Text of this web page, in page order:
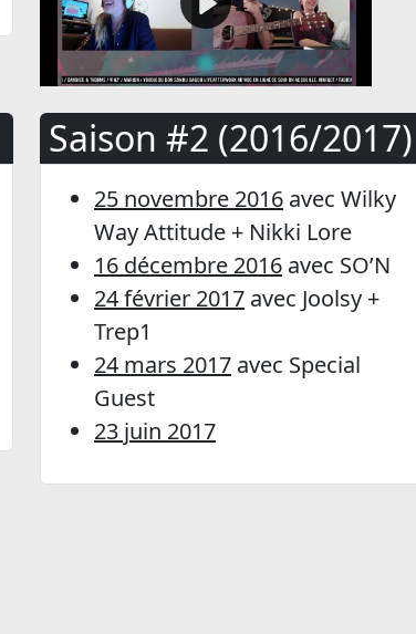
Saison #2 (2016/2017)
25 novembre 2016 avec Wilky
Way Attitude + Nikki Lore
16 décembre 2016 avec SO’N
24 février 2017 avec Joolsy +
Trep1
24 mars 2017 avec Special
Guest
23 juin 2017